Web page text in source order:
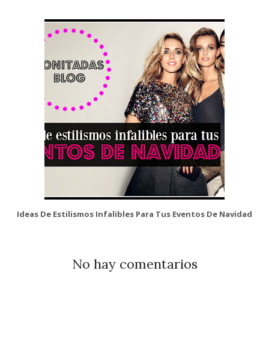
Ideas De Estilismos Infalibles Para Tus Eventos De Navidad
No hay comentarios